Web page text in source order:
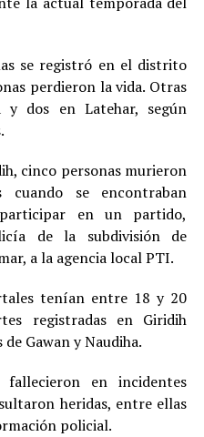
se registró en el distrito
perdieron la vida. Otras
dos en Latehar, según
cinco personas murieron
se encontraban
participar en un partido,
de la subdivisión de
a la agencia local PTI.
tenían entre 18 y 20
registradas en Giridih
Gawan y Naudiha.
en incidentes
heridas, entre ellas
policial.